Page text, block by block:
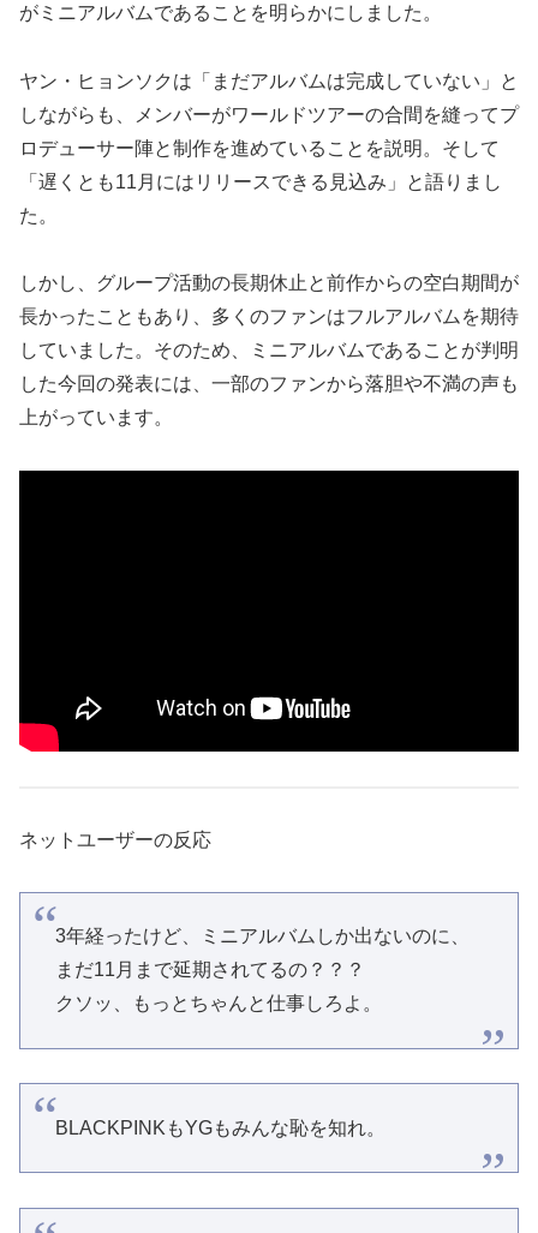
がミニアルバムであることを明らかにしました。
ヤン・ヒョンソクは「まだアルバムは完成していない」と
しながらも、メンバーがワールドツアーの合間を縫ってプ
ロデューサー陣と制作を進めていることを説明。そして
「遅くとも11月にはリリースできる見込み」と語りまし
た。
しかし、グループ活動の長期休止と前作からの空白期間が
長かったこともあり、多くのファンはフルアルバムを期待
していました。そのため、ミニアルバムであることが判明
した今回の発表には、一部のファンから落胆や不満の声も
上がっています。
ネットユーザーの反応
3年経ったけど、ミニアルバムしか出ないのに、
まだ11月まで延期されてるの？？？
クソッ、もっとちゃんと仕事しろよ。
BLACKPINKもYGもみんな恥を知れ。